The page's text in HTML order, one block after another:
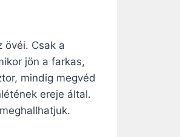
övéi. Csak a
jön a farkas,
mindig megvéd
ereje által.